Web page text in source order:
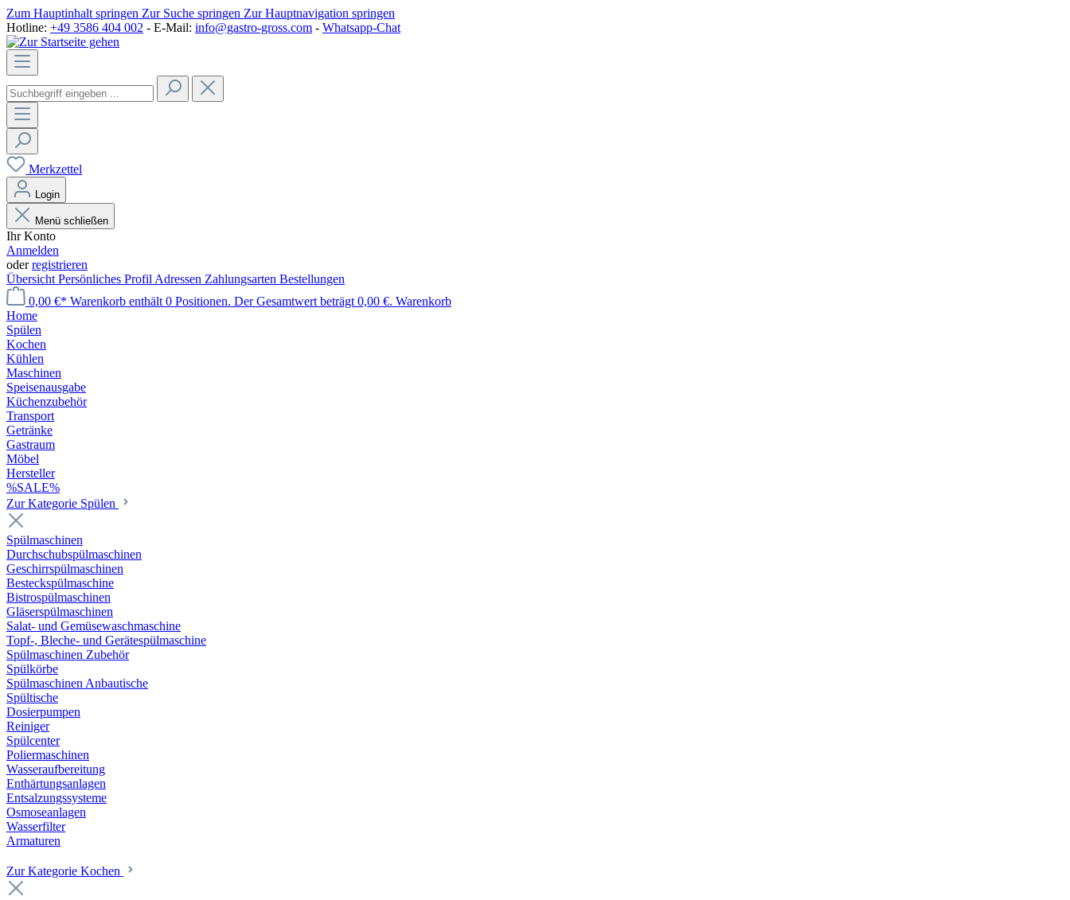
Zum Hauptinhalt springen Zur Suche springen Zur Hauptnavigation springen
Hotline: +49 3586 404 002 - E-Mail: info@gastro-gross.com - Whatsapp-Chat
Merkzettel
Login
Menü schließen
Ihr Konto
Anmelden
oderregistrieren
Übersicht Persönliches Profil Adressen Zahlungsarten Bestellungen
0,00 €* Warenkorb enthält 0 Positionen. Der Gesamtwert beträgt 0,00 €. Warenkorb
Home
Spülen
Kochen
Kühlen
Maschinen
Speisenausgabe
Küchenzubehör
Transport
Getränke
Gastraum
Möbel
Hersteller
%SALE%
Zur Kategorie Spülen
Spülmaschinen
Durchschubspülmaschinen
Geschirrspülmaschinen
Besteckspülmaschine
Bistrospülmaschinen
Gläserspülmaschinen
Salat- und Gemüsewaschmaschine
Topf-, Bleche- und Gerätespülmaschine
Spülmaschinen Zubehör
Spülkörbe
Spülmaschinen Anbautische
Spültische
Dosierpumpen
Reiniger
Spülcenter
Poliermaschinen
Wasseraufbereitung
Enthärtungsanlagen
Entsalzungssysteme
Osmoseanlagen
Wasserfilter
Armaturen
Zur Kategorie Kochen